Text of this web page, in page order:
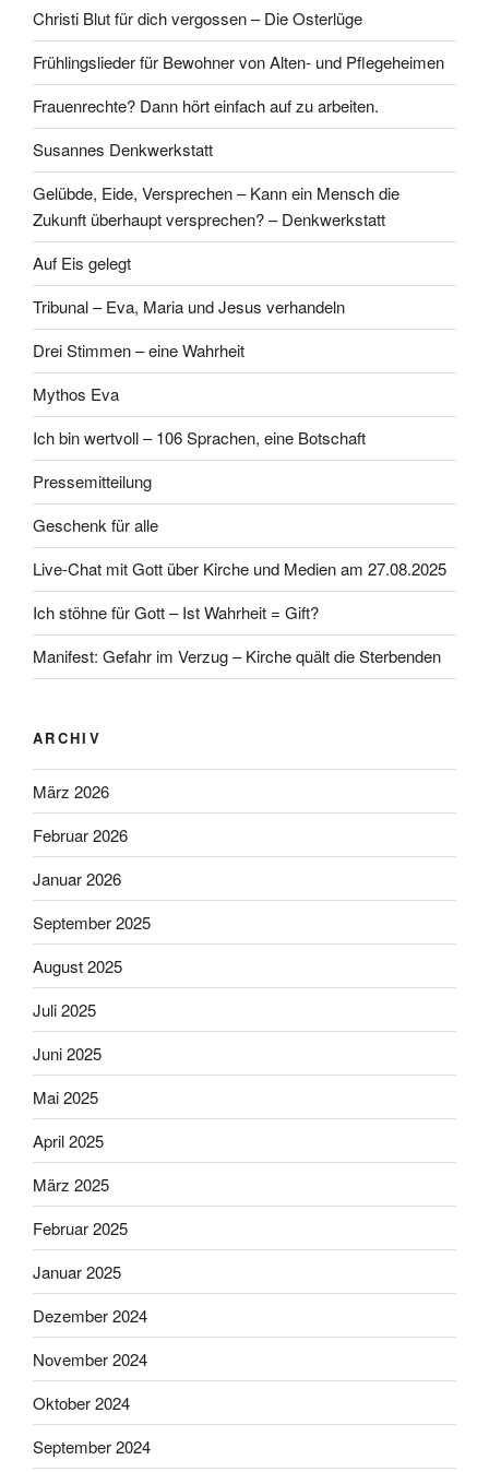
Christi Blut für dich vergossen – Die Osterlüge
Frühlingslieder für Bewohner von Alten- und Pflegeheimen
Frauenrechte? Dann hört einfach auf zu arbeiten.
Susannes Denkwerkstatt
Gelübde, Eide, Versprechen – Kann ein Mensch die
Zukunft überhaupt versprechen? – Denkwerkstatt
Auf Eis gelegt
Tribunal – Eva, Maria und Jesus verhandeln
Drei Stimmen – eine Wahrheit
Mythos Eva
Ich bin wertvoll – 106 Sprachen, eine Botschaft
Pressemitteilung
Geschenk für alle
Live-Chat mit Gott über Kirche und Medien am 27.08.2025
Ich stöhne für Gott – Ist Wahrheit = Gift?
Manifest: Gefahr im Verzug – Kirche quält die Sterbenden
ARCHIV
März 2026
Februar 2026
Januar 2026
September 2025
August 2025
Juli 2025
Juni 2025
Mai 2025
April 2025
März 2025
Februar 2025
Januar 2025
Dezember 2024
November 2024
Oktober 2024
September 2024